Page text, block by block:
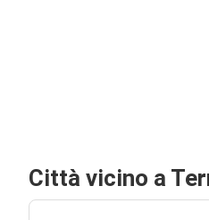
Città vicino a